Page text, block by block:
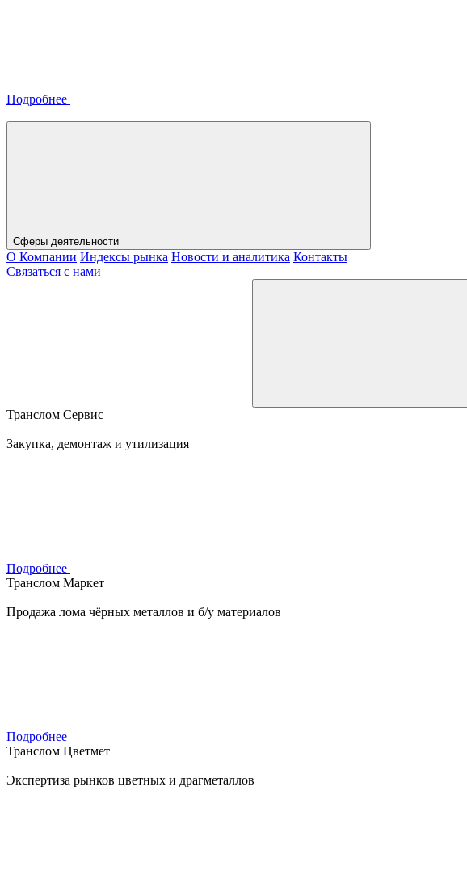
Подробнее
Сферы деятельности
О Компании Индексы рынка Новости и аналитика Контакты
Связаться с нами
Транслом Сервис
Закупка, демонтаж и утилизация
Подробнее
Транслом Маркет
Продажа лома чёрных металлов и б/у материалов
Подробнее
Транслом Цветмет
Экспертиза рынков цветных и драгметаллов